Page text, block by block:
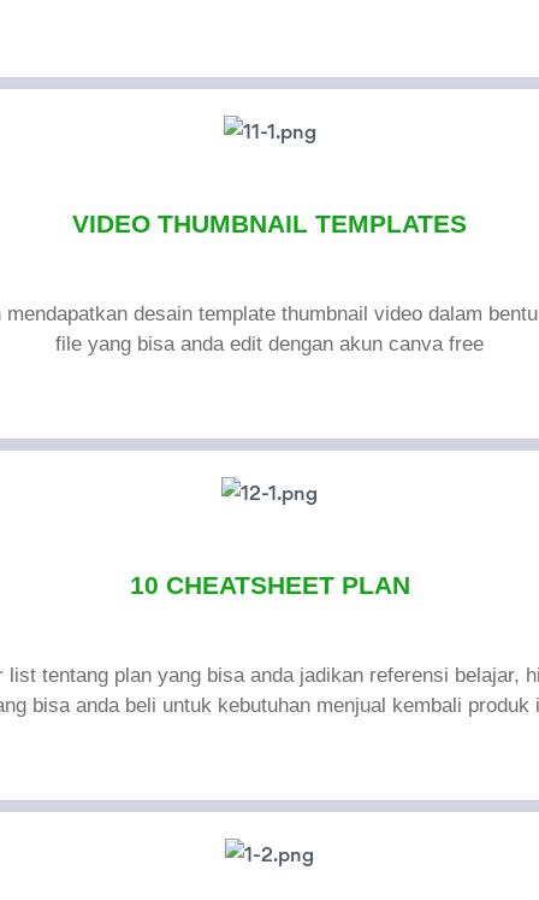
VIDEO THUMBNAIL TEMPLATES
mendapatkan desain template thumbnail video dalam
file yang bisa anda edit dengan akun canva free
10 CHEATSHEET PLAN
list tentang plan yang bisa anda jadikan referensi belajar,
bisa anda beli untuk kebutuhan menjual kembali produk